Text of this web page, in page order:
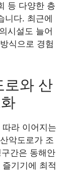
등 다양한 층
니다. 최근에
시설도 늘어
식으로 경험
로와 산
라 이어지는
악도로가 조
간은 동해안
기기에 최적